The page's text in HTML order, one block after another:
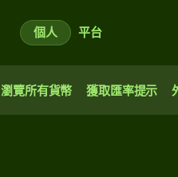
個人 平台
瀏覽所有貨幣 獲取匯率提示